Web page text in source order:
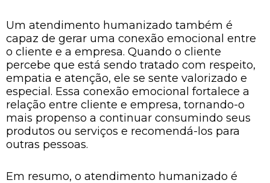
Um atendimento humanizado também é
capaz de gerar uma conexão emocional entre
o cliente e a empresa. Quando o cliente
percebe que está sendo tratado com respeito,
empatia e atenção, ele se sente valorizado e
especial. Essa conexão emocional fortalece a
relação entre cliente e empresa, tornando-o
mais propenso a continuar consumindo seus
produtos ou serviços e recomendá-los para
outras pessoas.
Em resumo, o atendimento humanizado é